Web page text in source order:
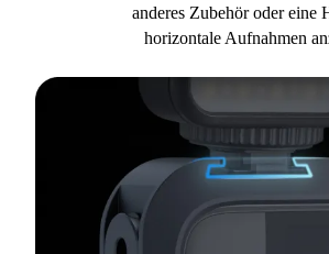
anderes Zubehör oder eine
horizontale Aufnahmen